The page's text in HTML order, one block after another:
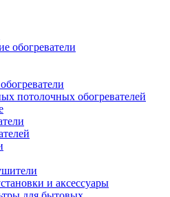
обогреватели
потолочных обогревателей
и аксессуары